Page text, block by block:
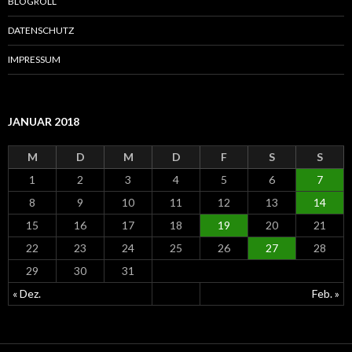
h
DATENSCHUTZ
IMPRESSUM
JANUAR 2018
M D M D F S S
« Dez. Feb. »
1 2 3 4 5 6
7
8
9 10 11 12 13
14
15
16 17 18 19 20
21
22
23 24 25 26 27
28
29
30 31